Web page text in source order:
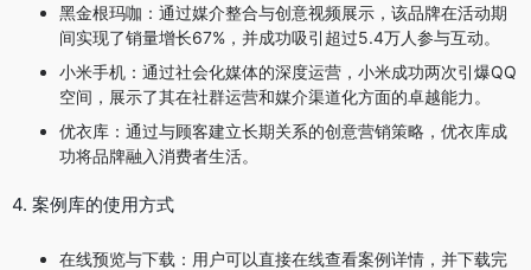
黑金根玛咖：通过媒介整合与创意视频展示，该品牌在活动期
间实现了销量增长67%，并成功吸引超过5.4万人参与互动。
小米手机：通过社会化媒体的深度运营，小米成功两次引爆QQ
空间，展示了其在社群运营和媒介渠道化方面的卓越能力。
优衣库：通过与顾客建立长期关系的创意营销策略，优衣库成
功将品牌融入消费者生活。
4. 案例库的使用方式
在线预览与下载：用户可以直接在线查看案例详情，并下载完